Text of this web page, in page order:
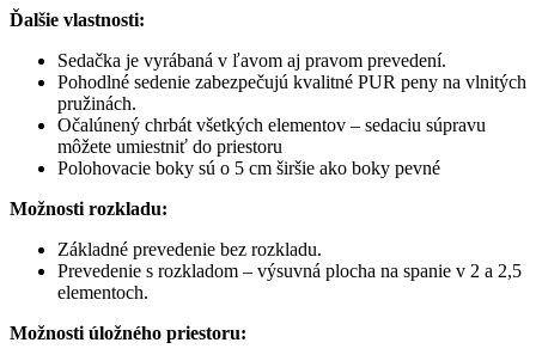
Ďalšie vlastnosti:
Sedačka je vyrábaná v ľavom aj pravom prevedení.
Pohodlné sedenie zabezpečujú kvalitné PUR peny na vlnitých
pružinách.
Očalúnený chrbát všetkých elementov – sedaciu súpravu
môžete umiestniť do priestoru
Polohovacie boky sú o 5 cm širšie ako boky pevné
Možnosti rozkladu:
Základné prevedenie bez rozkladu.
Prevedenie s rozkladom – výsuvná plocha na spanie v 2 a 2,5
elementoch.
Možnosti úložného priestoru: